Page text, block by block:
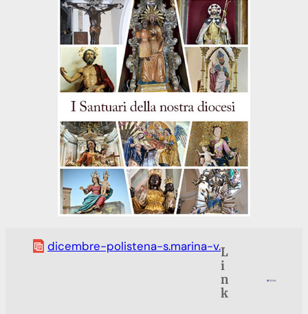
dicembre-polistena-s.marina-v.L
i
n
k